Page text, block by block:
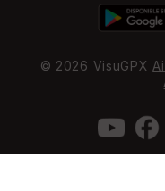
© 2026 VisuGPX